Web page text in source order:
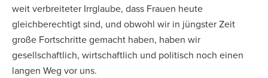
weit verbreiteter Irrglaube, dass Frauen heute
gleichberechtigt sind, und obwohl wir in jüngster Zeit
große Fortschritte gemacht haben, haben wir
gesellschaftlich, wirtschaftlich und politisch noch einen
langen Weg vor uns.